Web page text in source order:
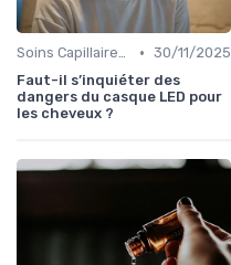
Soins Capillaires Bio • 30/11/2025
Faut-il s’inquiéter des
dangers du casque LED pour
les cheveux ?